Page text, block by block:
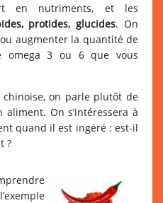
en nutriments, et les
protides, glucides. On
augmenter la quantité de
omega 3 ou 6 que vous
on parle plutôt de
aliment. On s’intéressera à
quand il est ingéré : est-il
?